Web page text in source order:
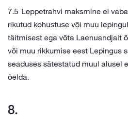
Leppetrahvi maksmine ei
rikutud kohustuse või muu
täitmisest ega võta Laenuandjalt
või muu rikkumise eest Lepingus
seaduses sätestatud muul alusel
öelda.